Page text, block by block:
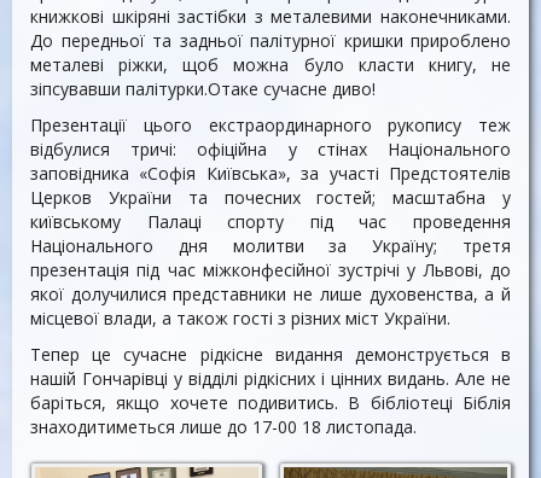
книжкові шкіряні застібки з металевими наконечниками.
До передньої та задньої палітурної кришки прироблено
металеві ріжки, щоб можна було класти книгу, не
зіпсувавши палітурки.Отаке сучасне диво!
Презентації цього екстраординарного рукопису теж
відбулися тричі: офіційна у стінах Національного
заповідника «Софія Київська», за участі Предстоятелів
Церков України та почесних гостей; масштабна у
київському Палаці спорту під час проведення
Національного дня молитви за Україну; третя
презентація під час міжконфесійної зустрічі у Львові, до
якої долучилися представники не лише духовенства, а й
місцевої влади, а також гості з різних міст України.
Тепер це сучасне рідкісне видання демонструється в
нашій Гончарівці у відділі рідкісних і цінних видань. Але не
баріться, якщо хочете подивитись. В бібліотеці Біблія
знаходитиметься лише до 17-00 18 листопада.